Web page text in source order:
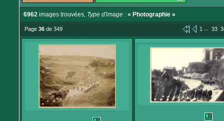
6962 images trouvées, Type d'image : « Photographie »
Page 36 de 349 1 ... 33